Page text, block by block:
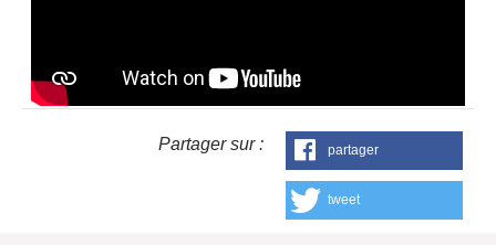
Partager sur : partager
tweet